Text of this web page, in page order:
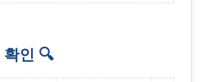
확인 🔍